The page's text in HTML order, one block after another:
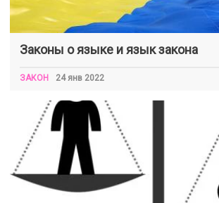
Законы о языке и язык закона
ЗАКОН 24 янв 2022